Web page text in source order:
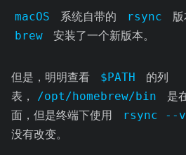
macOS 系统自带的 rsync
版
brew
安装了一个新版本。
但是，明明查看 $PATH
的列
表，
/opt/homebrew/bin 是
面，但是终端下使用
rsync --
没有改变。